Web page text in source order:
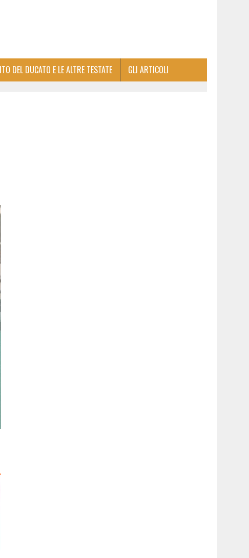
DEL DUCATO E LE ALTRE TESTATE GLI ARTICOLI